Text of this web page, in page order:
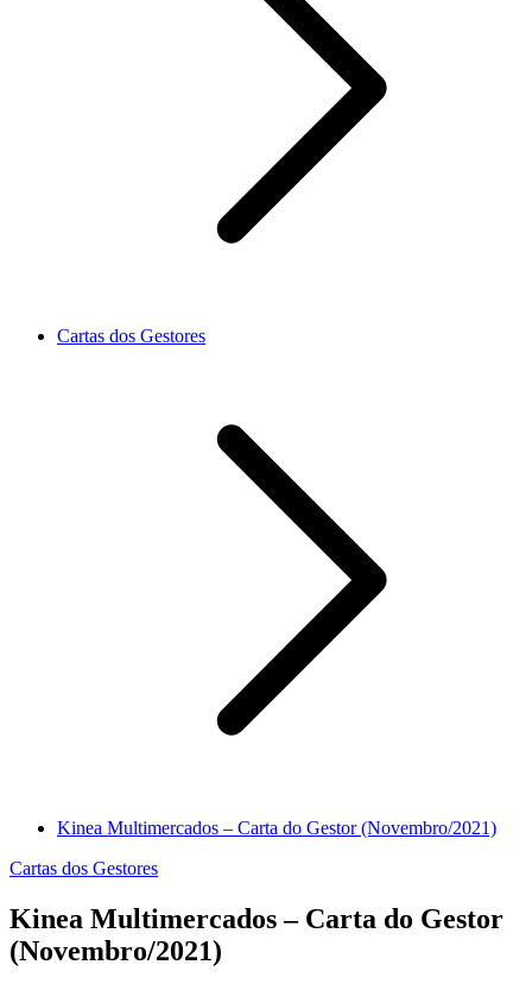
Cartas dos Gestores
Kinea Multimercados – Carta do Gestor (Novembro/2021)
Cartas dos Gestores
Kinea Multimercados – Carta do Gestor
(Novembro/2021)